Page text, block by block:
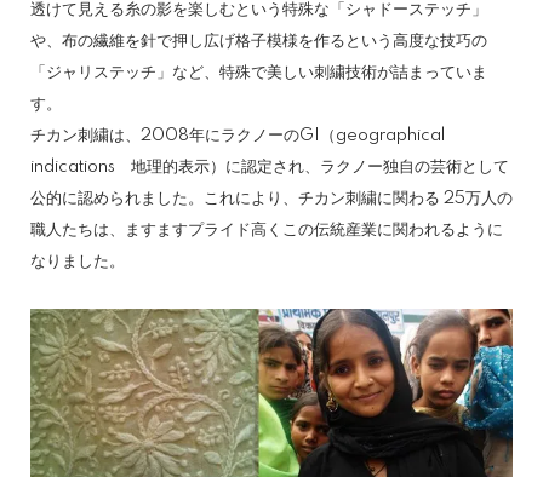
透けて見える糸の影を楽しむという特殊な「シャドーステッチ」
や、布の繊維を針で押し広げ格子模様を作るという高度な技巧の
「ジャリステッチ」など、特殊で美しい刺繍技術が詰まっていま
す。
チカン刺繍は、2008年にラクノーのGI（geographical
indications 地理的表示）に認定され、ラクノー独自の芸術として
公的に認められました。これにより、チカン刺繍に関わる 25万人の
職人たちは、ますますプライド高くこの伝統産業に関われるように
なりました。